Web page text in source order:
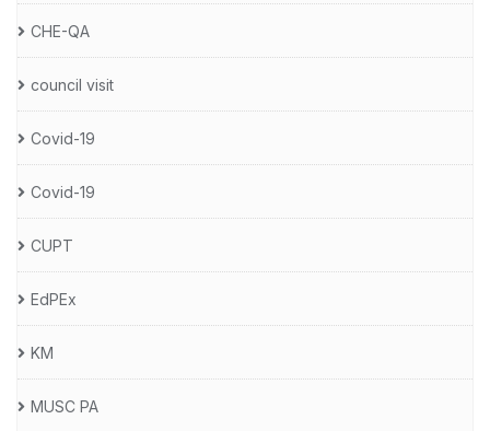
CHE-QA
council visit
Covid-19
Covid-19
CUPT
EdPEx
KM
MUSC PA